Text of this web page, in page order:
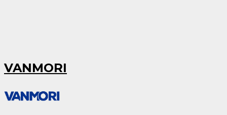
VANMORI